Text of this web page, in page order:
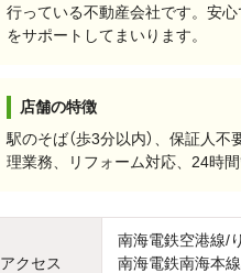
行っている不動産会社です。安
をサポートしてまいります。
店舗の特徴
駅のそば（歩3分以内）、保証人
理業務、リフォーム対応、24時
アクセス
南海電鉄空港線/
南海電鉄南海本